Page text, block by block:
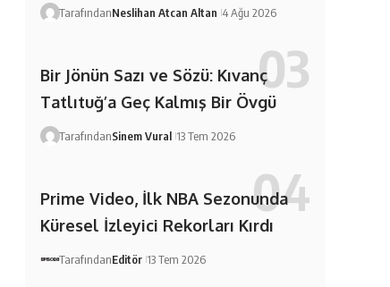
TarafındanNeslihan Atcan Altan 4 Ağu 2026
Bir Jönün Sazı ve Sözü: Kıvanç
Tatlıtuğ’a Geç Kalmış Bir Övgü
TarafındanSinem Vural 13 Tem 2026
Prime Video, İlk NBA Sezonunda
Küresel İzleyici Rekorları Kırdı
TarafındanEditör 13 Tem 2026